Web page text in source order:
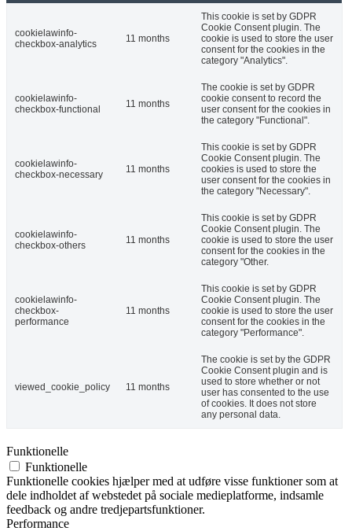
cookielawinfo-
checkbox-analytics
11 months
This cookie is set by GDPR
Cookie Consent plugin. The
cookie is used to store the user
consent for the cookies in the
category "Analytics".
cookielawinfo-
checkbox-functional
11 months
The cookie is set by GDPR
cookie consent to record the
user consent for the cookies in
the category "Functional".
cookielawinfo-
checkbox-necessary
11 months
This cookie is set by GDPR
Cookie Consent plugin. The
cookies is used to store the
user consent for the cookies in
the category "Necessary".
cookielawinfo-
checkbox-others
11 months
This cookie is set by GDPR
Cookie Consent plugin. The
cookie is used to store the user
consent for the cookies in the
category "Other.
cookielawinfo-
checkbox-
performance
11 months
This cookie is set by GDPR
Cookie Consent plugin. The
cookie is used to store the user
consent for the cookies in the
category "Performance".
viewed_cookie_policy 11 months
The cookie is set by the GDPR
Cookie Consent plugin and is
used to store whether or not
user has consented to the use
of cookies. It does not store
any personal data.
Funktionelle
Funktionelle
Funktionelle cookies hjælper med at udføre visse funktioner som at
dele indholdet af webstedet på sociale medieplatforme, indsamle
feedback og andre tredjepartsfunktioner.
Performance